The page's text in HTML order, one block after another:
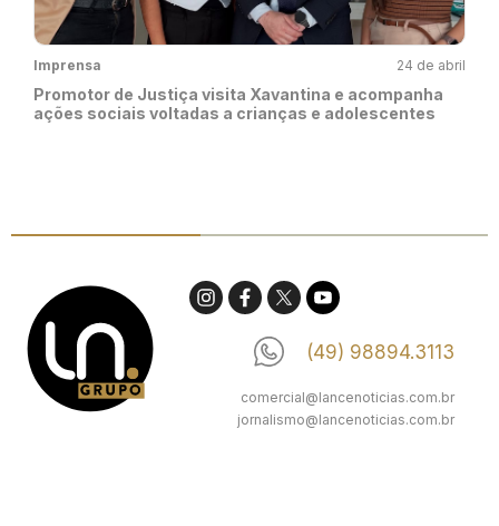
Imprensa 24 de abril
Promotor de Justiça visita Xavantina e acompanha
ações sociais voltadas a crianças e adolescentes
(49) 98894.3113
comercial@lancenoticias.com.br
jornalismo@lancenoticias.com.br